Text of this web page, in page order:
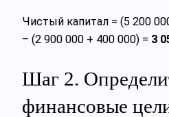
Чистый капитал = (5 200
– (2 900 000 + 400 000) = 3
Шаг 2.
финансовые